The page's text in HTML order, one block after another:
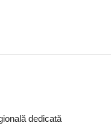
dedicată